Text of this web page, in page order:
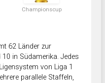
Championscup
62 Länder zur
in Südamerika. Jedes
von Liga 1
parallele Staffeln,